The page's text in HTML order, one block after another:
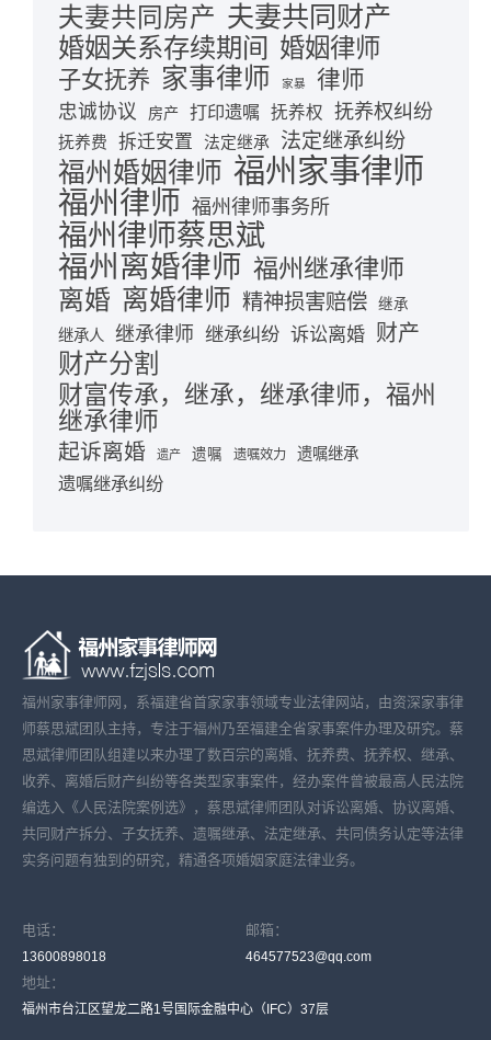
夫妻共同房产 夫妻共同财产
婚姻关系存续期间 婚姻律师
子女抚养 家事律师 家暴 律师
忠诚协议 房产 打印遗嘱 抚养权 抚养权纠纷
抚养费 拆迁安置 法定继承 法定继承纠纷
福州婚姻律师 福州家事律师
福州律师 福州律师事务所
福州律师蔡思斌
福州离婚律师 福州继承律师
离婚 离婚律师 精神损害赔偿 继承
继承人 继承律师 继承纠纷 诉讼离婚 财产
财产分割
财富传承，继承，继承律师，福州
继承律师
起诉离婚 遗产 遗嘱 遗嘱效力 遗嘱继承
遗嘱继承纠纷
福州家事律师网，系福建省首家家事领域专业法律网站，由资深家事律
师蔡思斌团队主持，专注于福州乃至福建全省家事案件办理及研究。蔡
思斌律师团队组建以来办理了数百宗的离婚、抚养费、抚养权、继承、
收养、离婚后财产纠纷等各类型家事案件，经办案件曾被最高人民法院
编选入《人民法院案例选》，蔡思斌律师团队对诉讼离婚、协议离婚、
共同财产拆分、子女抚养、遗嘱继承、法定继承、共同债务认定等法律
实务问题有独到的研究，精通各项婚姻家庭法律业务。
电话：
13600898018
邮箱：
464577523@qq.com
地址：
福州市台江区望龙二路1号国际金融中心（IFC）37层